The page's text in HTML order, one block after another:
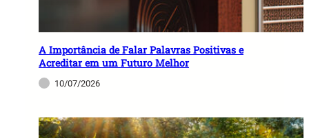
A Importância de Falar Palavras Positivas e
Acreditar em um Futuro Melhor
10/07/2026